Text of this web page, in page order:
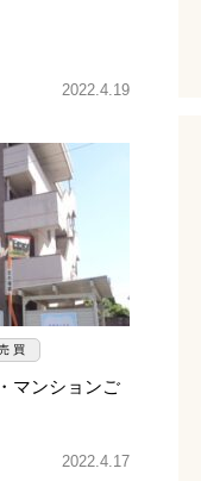
2022.4.19
買
マンションご
2022.4.17